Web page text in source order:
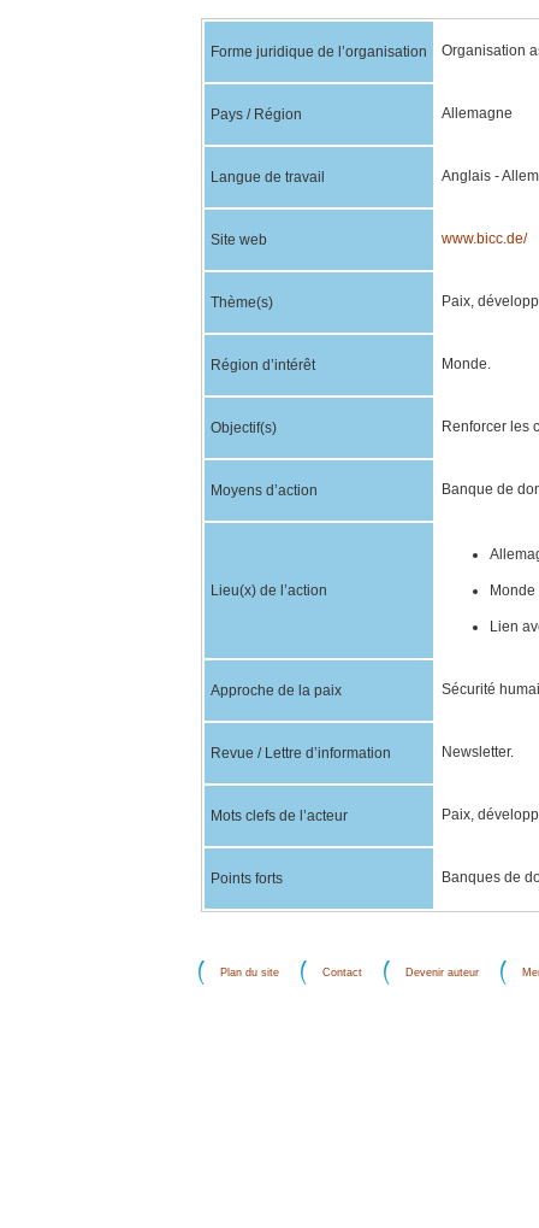
Forme juridique de l’organisation Organisation
Pays / Région Allemagne
Langue de travail Anglais -
Site web www.bicc.de/
Thème(s) Paix,
Région d’intérêt Monde.
Objectif(s) Renforcer les
Moyens d’action Banque de
Lieu(x) de l’action Monde
Lien
Approche de la paix Sécurité
Revue / Lettre d’information Newsletter.
Mots clefs de l’acteur Paix,
Points forts Banques de
Plan du site Contact Devenir auteur